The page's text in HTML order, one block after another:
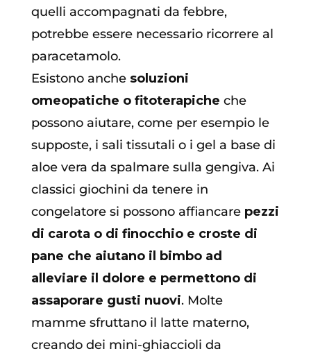
quelli accompagnati da febbre,
potrebbe essere necessario ricorrere al
paracetamolo.
Esistono anche soluzioni
omeopatiche o fitoterapiche che
possono aiutare, come per esempio le
supposte, i sali tissutali o i gel a base di
aloe vera da spalmare sulla gengiva. Ai
classici giochini da tenere in
congelatore si possono affiancare pezzi
di carota o di finocchio e croste di
pane che aiutano il bimbo ad
alleviare il dolore e permettono di
assaporare gusti nuovi. Molte
mamme sfruttano il latte materno,
creando dei mini-ghiaccioli da